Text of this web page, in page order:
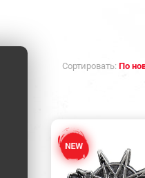
Сортировать: По